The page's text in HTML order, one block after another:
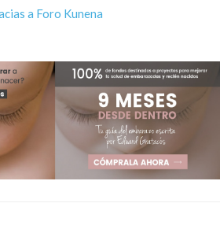
a Foro Kunena